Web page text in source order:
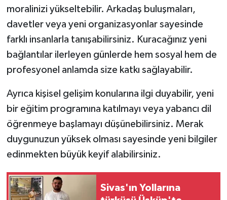
moralinizi yükseltebilir. Arkadaş buluşmaları,
davetler veya yeni organizasyonlar sayesinde
farklı insanlarla tanışabilirsiniz. Kuracağınız yeni
bağlantılar ilerleyen günlerde hem sosyal hem de
profesyonel anlamda size katkı sağlayabilir.
Ayrıca kişisel gelişim konularına ilgi duyabilir, yeni
bir eğitim programına katılmayı veya yabancı dil
öğrenmeye başlamayı düşünebilirsiniz. Merak
duygunuzun yüksek olması sayesinde yeni bilgiler
edinmekten büyük keyif alabilirsiniz.
Sivas'ın Yollarına